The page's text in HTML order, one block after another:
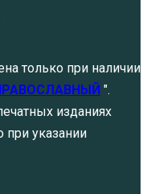
только при наличии
".
изданиях
при указании